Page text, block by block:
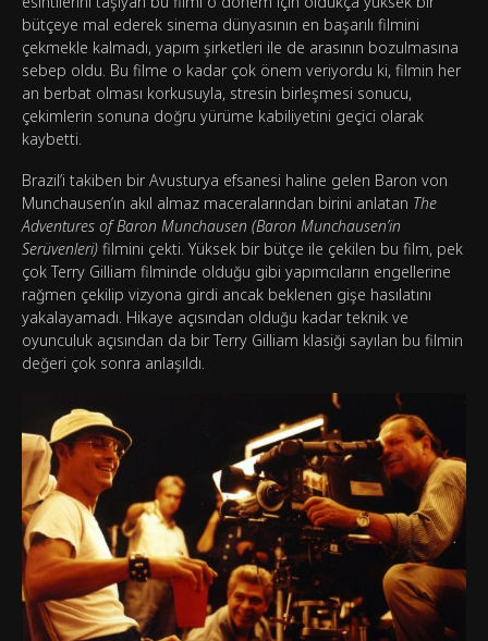
bütçeye mal ederek sinema dünyasının en başarılı filmini
çekmekle kalmadı, yapım şirketleri ile de arasının bozulmasına
sebep oldu. Bu filme o kadar çok önem veriyordu ki, filmin her
an berbat olması korkusuyla, stresin birleşmesi sonucu,
çekimlerin sonuna doğru yürüme kabiliyetini geçici olarak
kaybetti.
Brazil’i takiben bir Avusturya efsanesi haline gelen Baron von
Munchausen’ın akıl almaz maceralarından birini anlatan The
Adventures of Baron Munchausen (Baron Munchausen’in
Serüvenleri) filmini çekti. Yüksek bir bütçe ile çekilen bu film, pek
çok Terry Gilliam filminde olduğu gibi yapımcıların engellerine
rağmen çekilip vizyona girdi ancak beklenen gişe hasılatını
yakalayamadı. Hikaye açısından olduğu kadar teknik ve
oyunculuk açısından da bir Terry Gilliam klasiği sayılan bu filmin
değeri çok sonra anlaşıldı.